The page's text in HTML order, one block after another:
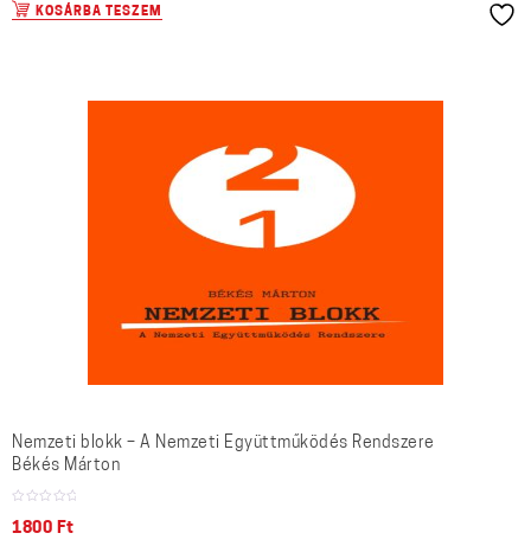
KOSÁRBA TESZEM
Nemzeti blokk – A Nemzeti Együttműködés Rendszere
Békés Márton
1800 Ft